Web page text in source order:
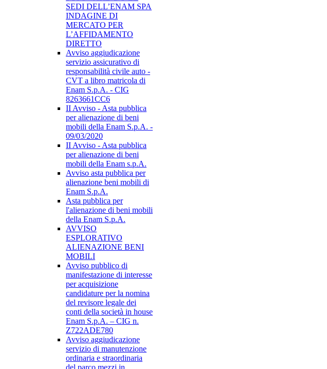
SEDI DELL’ENAM SPA
INDAGINE DI
MERCATO PER
L’AFFIDAMENTO
DIRETTO
Avviso aggiudicazione
servizio assicurativo di
responsabilità civile auto -
CVT a libro matricola di
Enam S.p.A. - CIG
8263661CC6
II Avviso - Asta pubblica
per alienazione di beni
mobili della Enam S.p.A. -
09/03/2020
II Avviso - Asta pubblica
per alienazione di beni
mobili della Enam s.p.A.
Avviso asta pubblica per
alienazione beni mobili di
Enam S.p.A.
Asta pubblica per
l'alienazione di beni mobili
della Enam S.p.A.
AVVISO
ESPLORATIVO
ALIENAZIONE BENI
MOBILI
Avviso pubblico di
manifestazione di interesse
per acquisizione
candidature per la nomina
del revisore legale dei
conti della società in house
Enam S.p.A. – CIG n.
Z722ADE780
Avviso aggiudicazione
servizio di manutenzione
ordinaria e straordinaria
del parco mezzi in